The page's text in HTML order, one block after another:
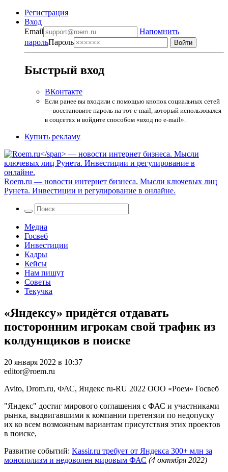
Регистрация
Вход
Email
Напомнить
парольПароль
Быстрый вход
ВКонтакте
Если ранее вы входили с помощью кнопок социальных сетей
— восстановите пароль на тот e-mail, который использовался
в соцсетях и войдите способом «вход по e-mail».
Купить рекламу
Roem.ru — новости интернет бизнеса. Мысли ключевых лиц
Рунета. Инвестиции и регулирование в онлайне.
Медиа
Госвеб
Инвестиции
Кадры
Кейсы
Нам пишут
Советы
Текучка
«Яндексу» придётся отдавать
посторонним игрокам свой трафик из
колдунщиков в поиске
20 января 2022 в 10:37
editor@roem.ru
Avito, Drom.ru, ФАС, Яндекс ru-RU 2022 ООО «Роем» Госвеб
"Яндекс" достиг мирового соглашения с ФАС и участниками
рынка, выдвигавшими к компании претензии по недопуску
их ко всем возможным вариантам присутствия этих проектов
в поиске,
Развитие событий: Kassir.ru требует от Яндекса 300+ млн за
монополизм и недоволен мировым ФАС (4 октября 2022)